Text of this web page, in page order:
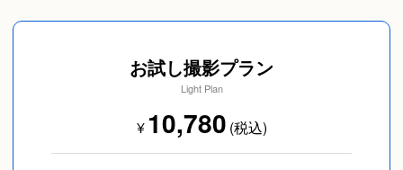
お試し撮影プラン
Light Plan
¥10,780 (税込)